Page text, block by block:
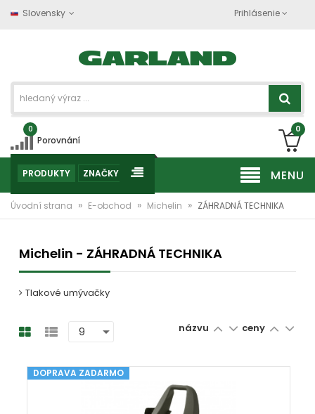
Slovensky Prihlásenie
0
Porovnání
0
MENU
PRODUKTY ZNAČKY
Úvodní strana » E-obchod » Michelin » ZÁHRADNÁ TECHNIKA
Michelin - ZÁHRADNÁ TECHNIKA
Tlakové umývačky
názvu ceny
DOPRAVA ZADARMO